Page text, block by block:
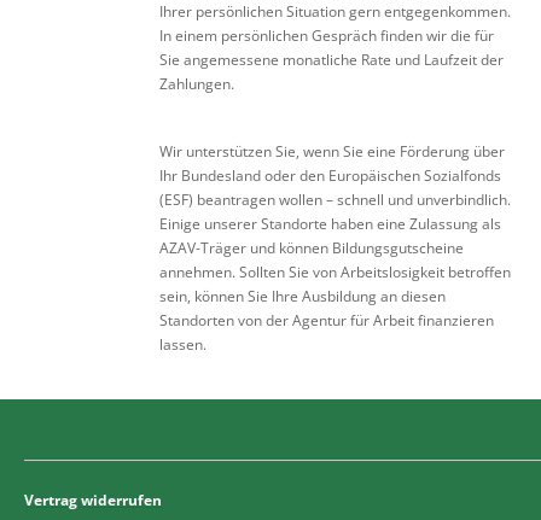
Ihrer persönlichen Situation gern entgegenkommen.
In einem persönlichen Gespräch finden wir die für
Sie angemessene monatliche Rate und Laufzeit der
Zahlungen.
Wir unterstützen Sie, wenn Sie eine Förderung über
Ihr Bundesland oder den Europäischen Sozialfonds
(ESF) beantragen wollen – schnell und unverbindlich.
Einige unserer Standorte haben eine Zulassung als
AZAV-Träger und können Bildungsgutscheine
annehmen. Sollten Sie von Arbeitslosigkeit betroffen
sein, können Sie Ihre Ausbildung an diesen
Standorten von der Agentur für Arbeit finanzieren
lassen.
Vertrag widerrufen